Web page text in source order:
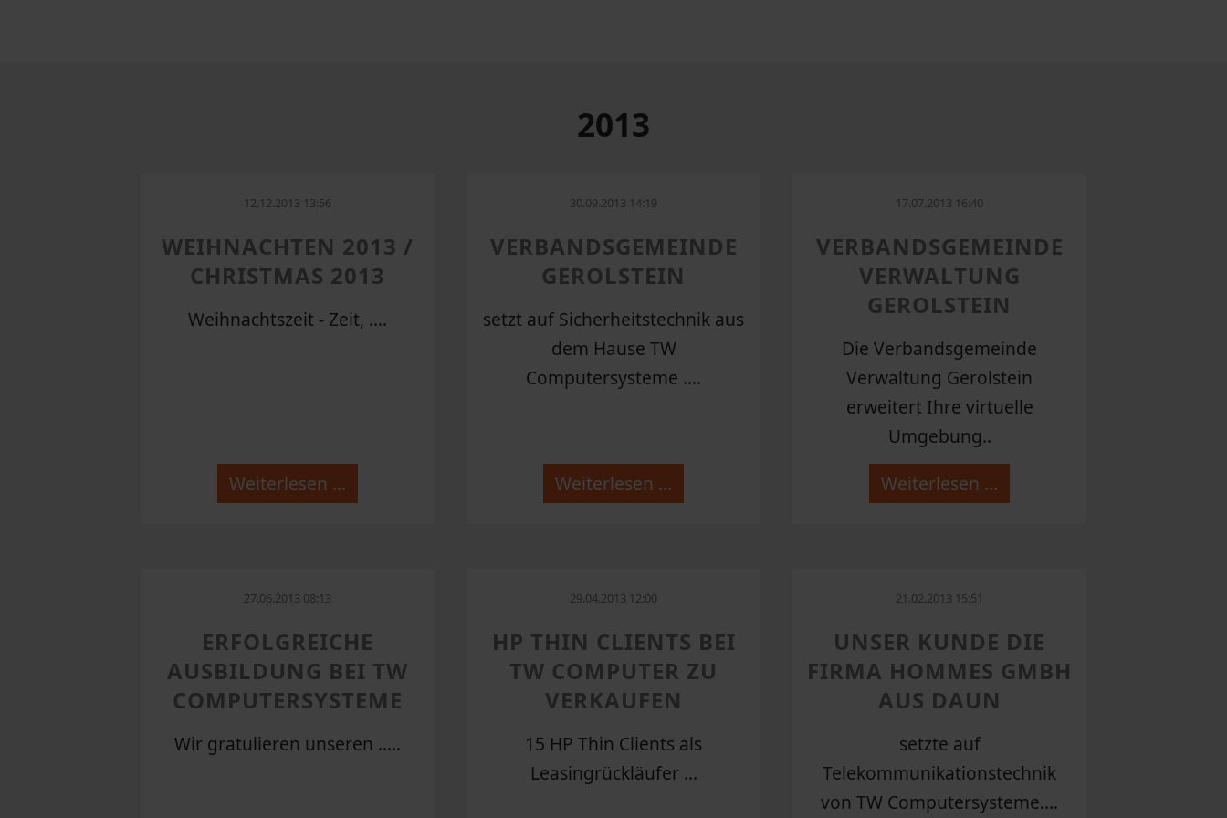
2013
12.12.2013 13:56
WEIHNACHTEN 2013 /
CHRISTMAS 2013
Weihnachtszeit - Zeit, ....
Weiterlesen …
30.09.2013 14:19
VERBANDSGEMEINDE
GEROLSTEIN
setzt auf Sicherheitstechnik aus
dem Hause TW
Computersysteme ....
Weiterlesen …
17.07.2013 16:40
VERBANDSGEMEINDE
VERWALTUNG
GEROLSTEIN
Die Verbandsgemeinde
Verwaltung Gerolstein
erweitert Ihre virtuelle
Umgebung..
Weiterlesen …
27.06.2013 08:13
ERFOLGREICHE
AUSBILDUNG BEI TW
COMPUTERSYSTEME
Wir gratulieren unseren .....
29.04.2013 12:00
HP THIN CLIENTS BEI
TW COMPUTER ZU
VERKAUFEN
15 HP Thin Clients als
Leasingrückläufer ...
21.02.2013 15:51
UNSER KUNDE DIE
FIRMA HOMMES GMBH
AUS DAUN
setzte auf
Telekommunikationstechnik
von TW Computersysteme....